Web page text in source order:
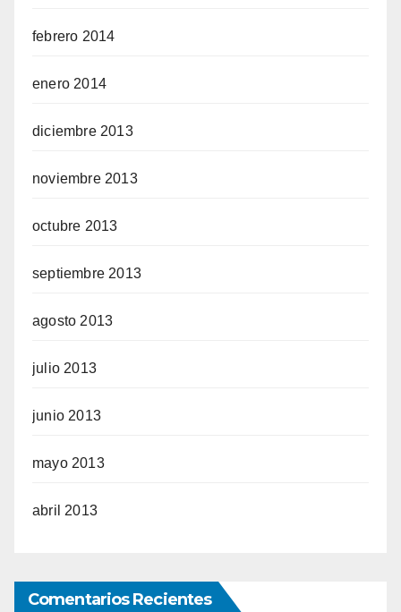
febrero 2014
enero 2014
diciembre 2013
noviembre 2013
octubre 2013
septiembre 2013
agosto 2013
julio 2013
junio 2013
mayo 2013
abril 2013
Comentarios Recientes